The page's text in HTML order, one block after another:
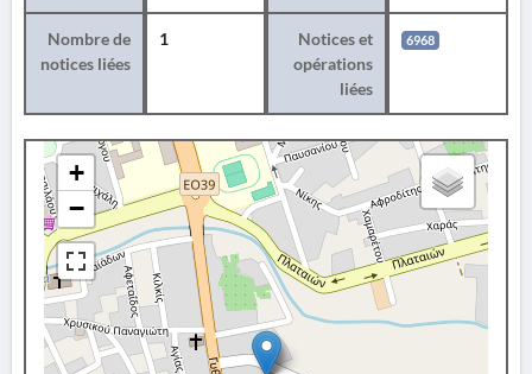
Nombre de
notices liées
1
Notices et
opérations
liées
6968
+
−